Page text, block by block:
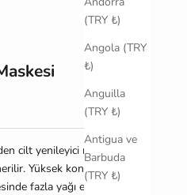
(TRY ₺)
Angola (TRY
₺)
Anguilla
(TRY ₺)
Antigua ve
Barbuda
(TRY ₺)
cilt yenileyici maske.
Yüksek konsantrasyonlu
fazla yağı emer ve